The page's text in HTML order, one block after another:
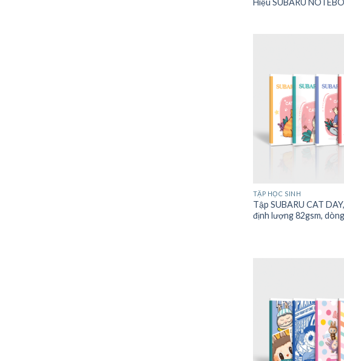
Hiệu SUBARU
TẬP HỌC SINH
Tập SUBARU CAT
định lượng 82gsm,